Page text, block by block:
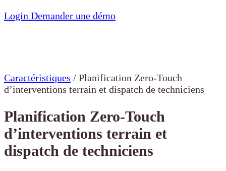
Login Demander une démo
Caractéristiques / Planification Zero-Touch
d’interventions terrain et dispatch de techniciens
Planification Zero-Touch
d’interventions terrain et
dispatch de techniciens